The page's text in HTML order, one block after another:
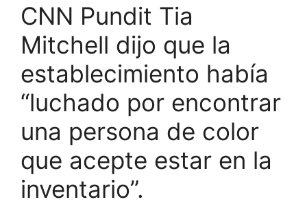
CNN Pundit Tia
Mitchell dijo que la
establecimiento había
“luchado por encontrar
una persona de color
que acepte estar en la
inventario”.